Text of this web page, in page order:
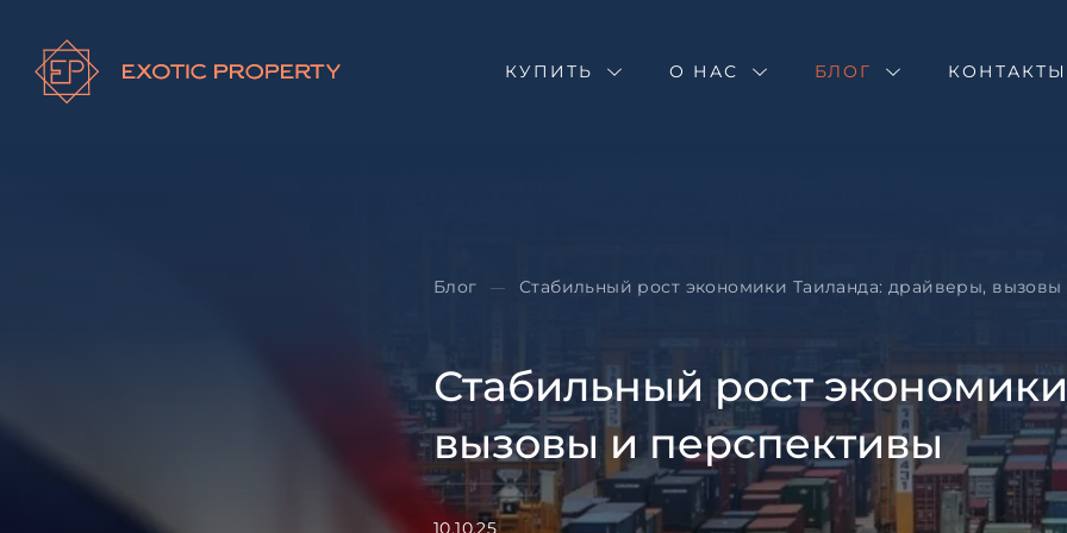
КУПИТЬ О НАС БЛОГ КОНТАКТЫ
Блог — Стабильный рост экономики Таиланда: драйверы,
Стабильный рост
вызовы и перспективы
10.10.25
Согласен с
Стабильный
драйверы,